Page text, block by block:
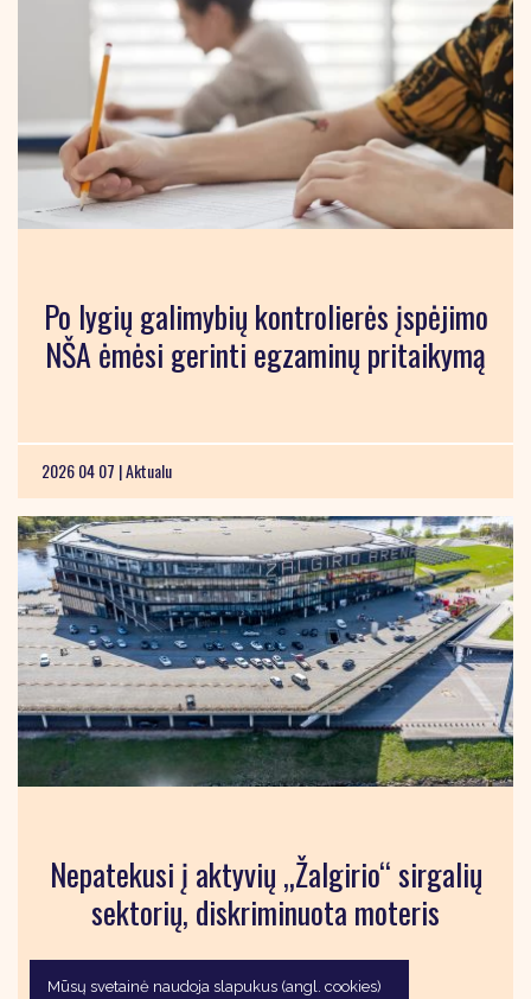
Po lygių galimybių kontrolierės įspėjimo
NŠA ėmėsi gerinti egzaminų pritaikymą
2026 04 07 |Aktualu
Nepatekusi į aktyvių „Žalgirio“ sirgalių
sektorių, diskriminuota moteris
Mūsų svetainė naudoja slapukus (angl. cookies)